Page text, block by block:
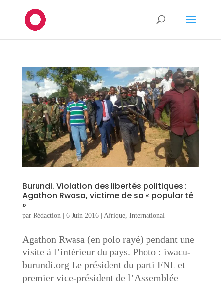
Burundi. Violation des libertés politiques :
Agathon Rwasa, victime de sa « popularité
»
par Rédaction 6 Juin 2016| Afrique, International
Agathon Rwasa (en polo rayé) pendant une
visite à l’intérieur du pays. Photo : iwacu-
burundi.org Le président du parti FNL et
premier vice-président de l’Assemblée